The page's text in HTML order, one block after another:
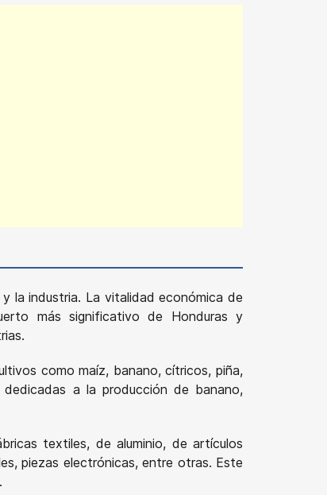
la industria. La vitalidad económica de
más significativo de Honduras y
como maíz, banano, cítricos, piña,
a la producción de banano,
textiles, de aluminio, de artículos
piezas electrónicas, entre otras. Este